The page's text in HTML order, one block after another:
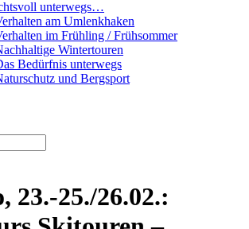
unterwegs…
am Umlenkhaken
im Frühling / Frühsommer
Wintertouren
Bedürfnis unterwegs
und Bergsport
23.-25./26.02.: